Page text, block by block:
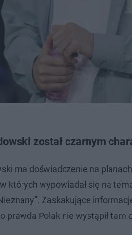
został czarnym
ma doświadczenie na
których wypowiadał się na
Zaskakujące
prawda Polak nie wystąpił tam